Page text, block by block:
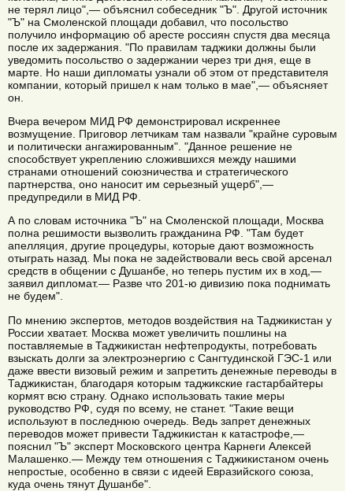
не терял лицо",— объяснил собеседник "Ъ". Другой источник
"Ъ" на Смоленской площади добавил, что посольство
получило информацию об аресте россиян спустя два месяца
после их задержания. "По правилам таджики должны были
уведомить посольство о задержании через три дня, еще в
марте. Но наши дипломаты узнали об этом от представителя
компании, который пришел к нам только в мае",— объясняет
он.
Вчера вечером МИД РФ демонстрировал искреннее
возмущение. Приговор летчикам там назвали "крайне суровым
и политически ангажированным". "Данное решение не
способствует укреплению сложившихся между нашими
странами отношений союзничества и стратегического
партнерства, оно наносит им серьезный ущерб",—
предупредили в МИД РФ.
А по словам источника "Ъ" на Смоленской площади, Москва
полна решимости вызволить гражданина РФ. "Там будет
апелляция, другие процедуры, которые дают возможность
отыграть назад. Мы пока не задействовали весь свой арсенал
средств в общении с Душанбе, но теперь пустим их в ход,—
заявил дипломат.— Разве что 201-ю дивизию пока поднимать
не будем".
По мнению экспертов, методов воздействия на Таджикистан у
России хватает. Москва может увеличить пошлины на
поставляемые в Таджикистан нефтепродукты, потребовать
взыскать долги за электроэнергию с Сангтудинской ГЭС-1 или
даже ввести визовый режим и запретить денежные переводы в
Таджикистан, благодаря которым таджикские гастарбайтеры
кормят всю страну. Однако использовать такие меры
руководство РФ, судя по всему, не станет. "Такие вещи
используют в последнюю очередь. Ведь запрет денежных
переводов может привести Таджикистан к катастрофе,—
пояснил "Ъ" эксперт Московского центра Карнеги Алексей
Малашенко.— Между тем отношения с Таджикистаном очень
непростые, особенно в связи с идеей Евразийского союза,
куда очень тянут Душанбе".